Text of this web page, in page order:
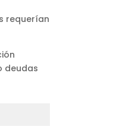
requerían
deudas